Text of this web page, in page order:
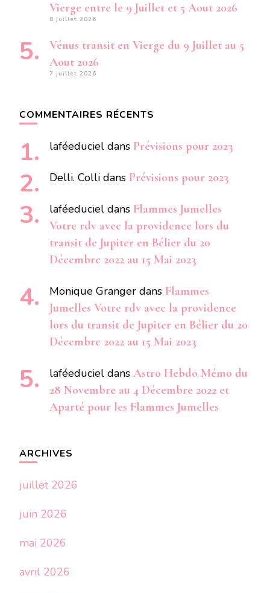
Vierge entre le 9 Juillet et 5 Aout 2026
8 juillet 2026
Vénus transit en Vierge du 9 Juillet au 5
Aout 2026
7 juillet 2026
COMMENTAIRES RÉCENTS
laféeduciel dans Prévisions pour 2023
Delli. Colli dans Prévisions pour 2023
laféeduciel dans Flammes Jumelles
Votre rdv avec la providence lors du
transit de Jupiter en Bélier du 20
Décembre 2022 au 15 Mai 2023
Monique Granger dans Flammes
Jumelles Votre rdv avec la providence
lors du transit de Jupiter en Bélier du 20
Décembre 2022 au 15 Mai 2023
laféeduciel dans Astro Hebdo Mémo du
28 Novembre au 4 Décembre 2022 et
Aparté pour les Flammes Jumelles
ARCHIVES
juillet 2026
juin 2026
mai 2026
avril 2026